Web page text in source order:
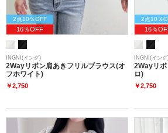
2点10％OFF
16％OFF
INGNI(イング)
2Wayリボン肩あきフリルブラウス(オ
フホワイト)
￥2,750
2点10％
16％
INGNI(イン
2Wayリボ
ロ)
￥2,750